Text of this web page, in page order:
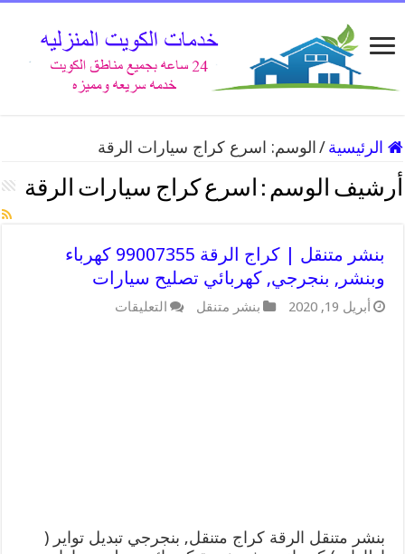
الرئيسية / الوسم: اسرع كراج سيارات الرقة
أرشيف الوسم : اسرع كراج سيارات الرقة
بنشر متنقل | كراج الرقة 99007355 كهرباء
وبنشر, بنجرجي, كهربائي تصليح سيارات
أبريل 19, 2020 بنشر متنقل التعليقات
بنشر متنقل الرقة كراج متنقل, بنجرجي تبديل تواير (